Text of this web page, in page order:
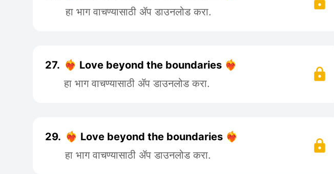
हा भाग वाचण्यासाठी ॲप डाउनलोड करा.
27. ❤️‍🔥 Love beyond the boundaries ❤️‍🔥
हा भाग वाचण्यासाठी ॲप डाउनलोड करा.
29. ❤️‍🔥 Love beyond the boundaries ❤️‍🔥
हा भाग वाचण्यासाठी ॲप डाउनलोड करा.